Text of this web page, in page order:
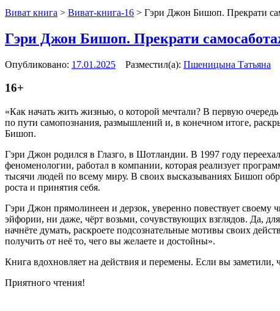
Виват книга > Виват-книга-16 > Гэри Джон Бишоп. Прекрати
Гэри Джон Бишоп. Прекрати
Опубликовано: 17.01.2025 Разместил(а): Пшеницына Татьяна
16+
«Как начать жить жизнью, о которой мечтали? В первую
по пути самопознания, размышлений и, в конечном итоге,
Бишоп.
Гэри Джон родился в Глазго, в Шотландии. В 1997 году
феноменологии, работал в компании, которая реализует
тысячи людей по всему миру. В своих высказываниях Бишоп
роста и принятия себя.
Гэри Джон прямолинеен и дерзок, уверенно повествует
эйфории, ни даже, чёрт возьми, сочувствующих взглядов. Да,
начнёте думать, раскроете подсознательные мотивы своих
получить от неё то, чего вы желаете и достойны».
Книга вдохновляет на действия и перемены. Если вы
Приятного чтения!